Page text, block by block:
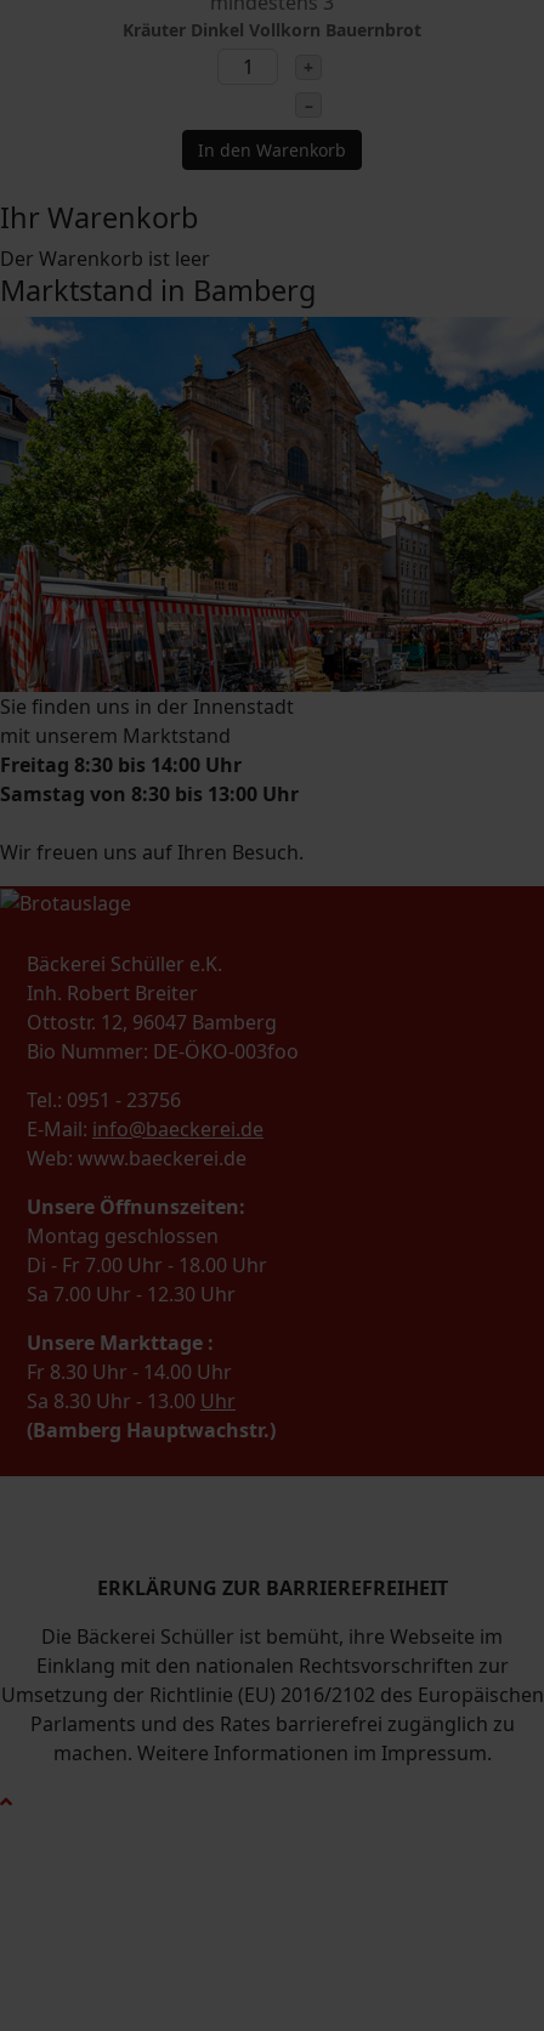
Kräuter Dinkel Vollkorn Bauernbrot
+
–
In den Warenkorb
Ihr Warenkorb
Der Warenkorb ist leer
Marktstand in Bamberg
Sie finden uns in der Innenstadt
mit unserem Marktstand
Freitag 8:30 bis 14:00 Uhr
Samstag von 8:30 bis 13:00 Uhr
Wir freuen uns auf Ihren Besuch.
Bäckerei Schüller e.K.
Inh. Robert Breiter
Ottostr. 12, 96047 Bamberg
Bio Nummer: DE-ÖKO-003foo
Tel.: 0951 - 23756
E-Mail: info@baeckerei.de
Web: www.baeckerei.de
Unsere Öffnunszeiten:
Montag geschlossen
Di - Fr 7.00 Uhr - 18.00 Uhr
Sa 7.00 Uhr - 12.30 Uhr
Unsere Markttage :
Fr 8.30 Uhr - 14.00 Uhr
Sa 8.30 Uhr - 13.00 Uhr
(Bamberg Hauptwachstr.)
ERKLÄRUNG ZUR BARRIEREFREIHEIT
Die Bäckerei Schüller ist bemüht, ihre Webseite im
Einklang mit den nationalen Rechtsvorschriften zur
Umsetzung der Richtlinie (EU) 2016/2102 des Europäischen
Parlaments und des Rates barrierefrei zugänglich zu
machen. Weitere Informationen im Impressum.